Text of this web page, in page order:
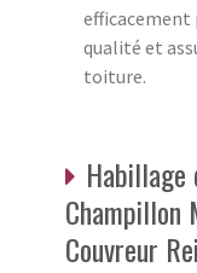
efficacement
qualité et
toiture.
Habillage
Champillon
Couvreur